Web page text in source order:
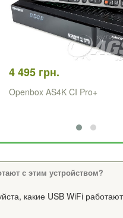
4 495 грн.
Openbox AS4K CI Pro+
с этим устройством?
какие USB WiFi